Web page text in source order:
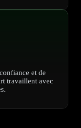
et de
travaillent avec